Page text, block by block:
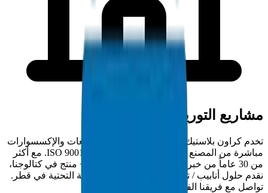
مشاريع التوريد في قطر
تخدم كراون بلاستيك مقاولي قطر بتوريد التصنيعات والإكسسوارات
مباشرة من المصنع من منشأتنا المعتمدة ISO 9001:2015. مع أكثر
من 30 عاماً من خبرة التصنيع في الخليج و5000+ منتج في كتالوجنا،
نقدم حلول أنابيب / تجهيزات كاملة لمشاريع البنية التحتية في قطر.
تواصل مع فريقنا الفني لمتطلبات المشروع.